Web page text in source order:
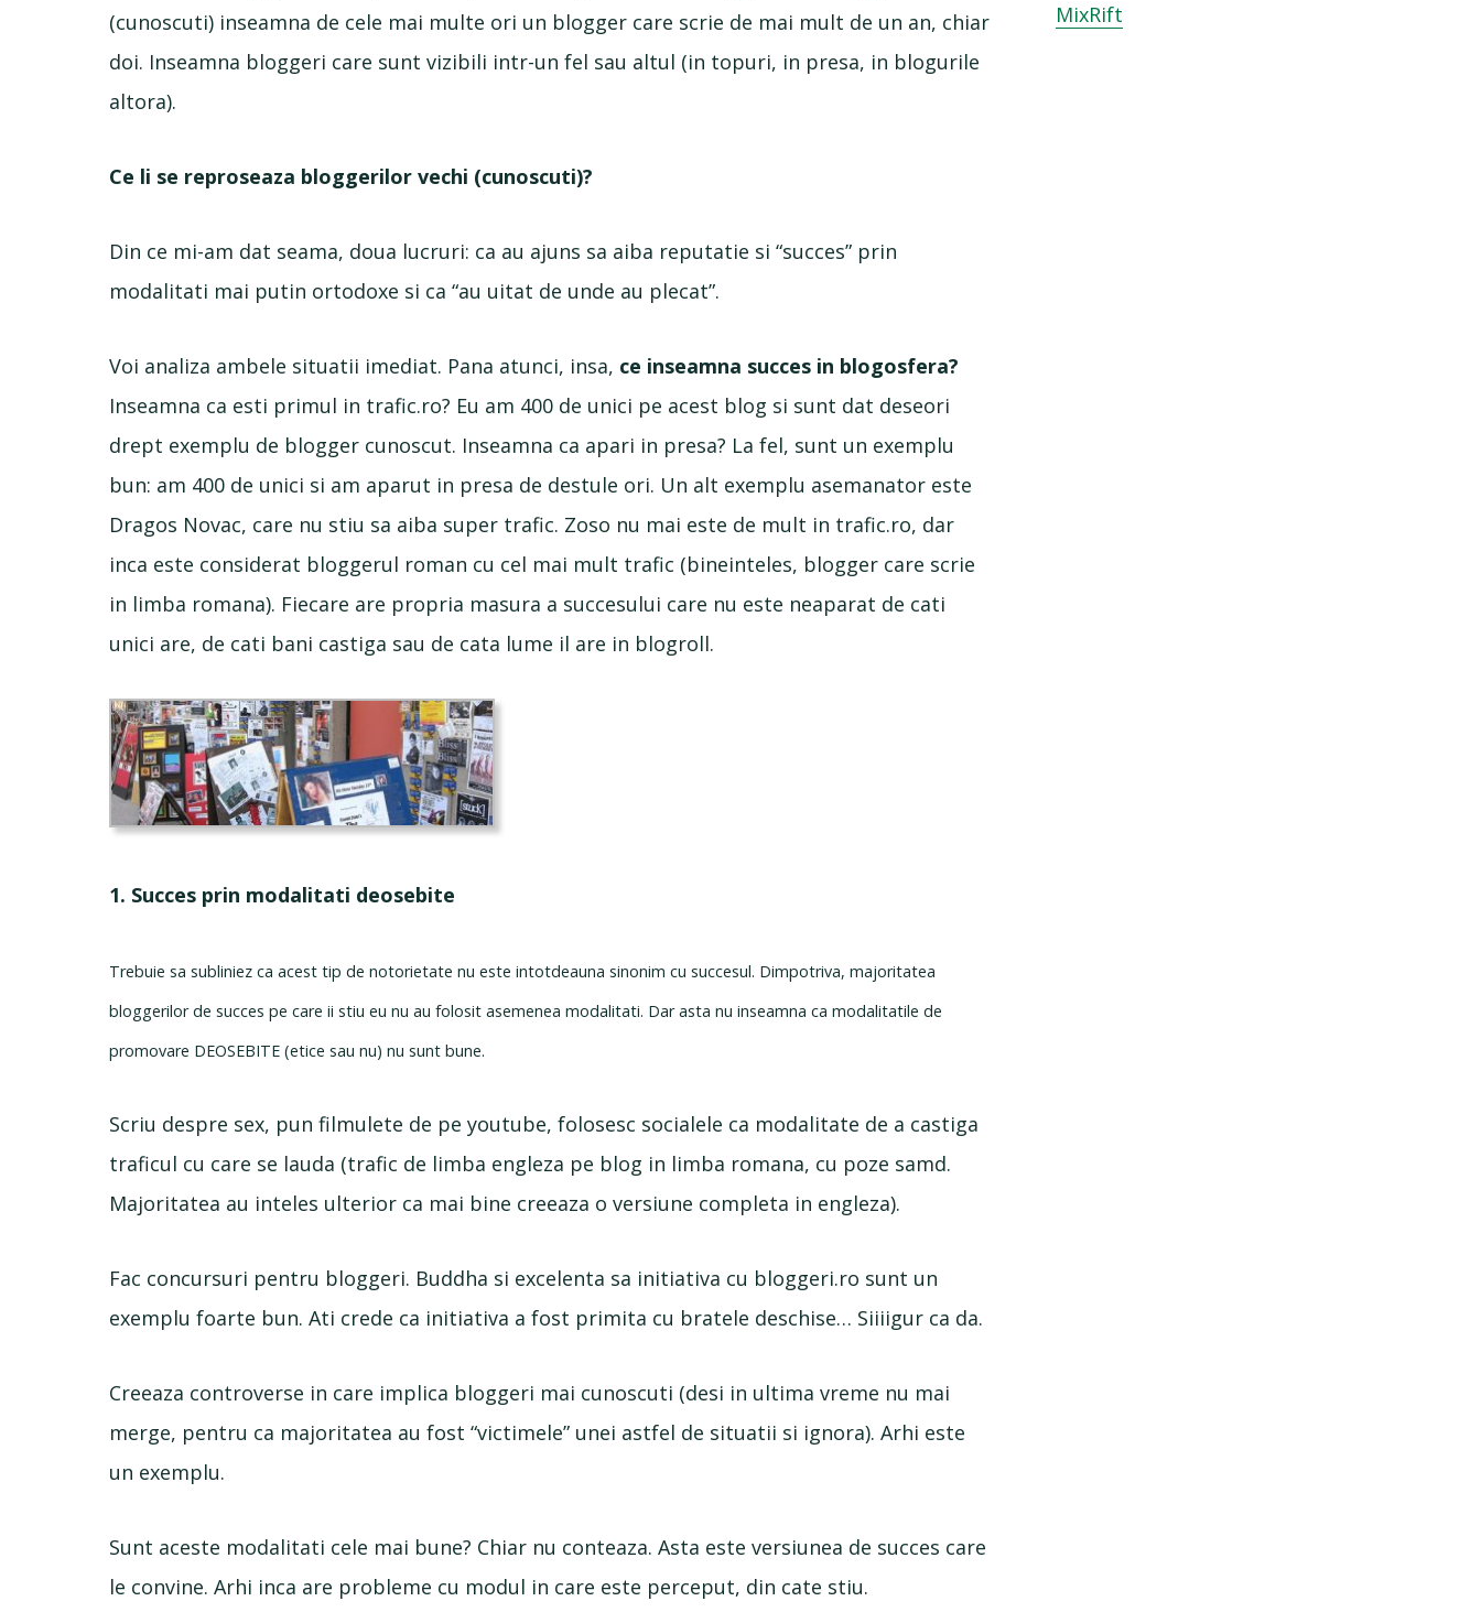
(cunoscuti) inseamna de cele mai multe ori un blogger care scrie de mai mult de un an, chiar
doi. Inseamna bloggeri care sunt vizibili intr-un fel sau altul (in topuri, in presa, in blogurile
altora).
Ce li se reproseaza bloggerilor vechi (cunoscuti)?
Din ce mi-am dat seama, doua lucruri: ca au ajuns sa aiba reputatie si “succes” prin
modalitati mai putin ortodoxe si ca “au uitat de unde au plecat”.
Voi analiza ambele situatii imediat. Pana atunci, insa, ce inseamna succes in blogosfera?
Inseamna ca esti primul in trafic.ro? Eu am 400 de unici pe acest blog si sunt dat deseori
drept exemplu de blogger cunoscut. Inseamna ca apari in presa? La fel, sunt un exemplu
bun: am 400 de unici si am aparut in presa de destule ori. Un alt exemplu asemanator este
Dragos Novac, care nu stiu sa aiba super trafic. Zoso nu mai este de mult in trafic.ro, dar
inca este considerat bloggerul roman cu cel mai mult trafic (bineinteles, blogger care scrie
in limba romana). Fiecare are propria masura a succesului care nu este neaparat de cati
unici are, de cati bani castiga sau de cata lume il are in blogroll.
1. Succes prin modalitati deosebite
Trebuie sa subliniez ca acest tip de notorietate nu este intotdeauna sinonim cu succesul. Dimpotriva, majoritatea
bloggerilor de succes pe care ii stiu eu nu au folosit asemenea modalitati. Dar asta nu inseamna ca modalitatile de
promovare DEOSEBITE (etice sau nu) nu sunt bune.
Scriu despre sex, pun filmulete de pe youtube, folosesc socialele ca modalitate de a castiga
traficul cu care se lauda (trafic de limba engleza pe blog in limba romana, cu poze samd.
Majoritatea au inteles ulterior ca mai bine creeaza o versiune completa in engleza).
Fac concursuri pentru bloggeri. Buddha si excelenta sa initiativa cu bloggeri.ro sunt un
exemplu foarte bun. Ati crede ca initiativa a fost primita cu bratele deschise… Siiiigur ca da.
Creeaza controverse in care implica bloggeri mai cunoscuti (desi in ultima vreme nu mai
merge, pentru ca majoritatea au fost “victimele” unei astfel de situatii si ignora). Arhi este
un exemplu.
Sunt aceste modalitati cele mai bune? Chiar nu conteaza. Asta este versiunea de succes care
le convine. Arhi inca are probleme cu modul in care este perceput, din cate stiu.
MixRift